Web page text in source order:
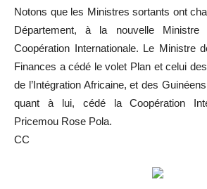
Notons que les Ministres sortants ont
Département, à la nouvelle
Coopération Internationale. Le Ministre
Finances a cédé le volet Plan et celui
de l’Intégration Africaine, et des
quant à lui, cédé la Coopération
Pricemou Rose Pola.
CC